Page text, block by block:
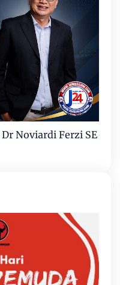
Noviardi Ferzi SE